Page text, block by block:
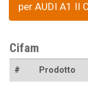
per AUDI A1 II
Cifam
# Prodotto